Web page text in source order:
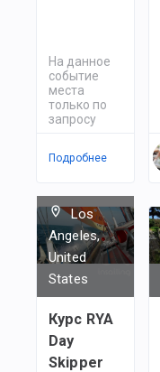
На данное
событие
места
только по
запросу
Подробнее
Los
Angeles,
United
States
Курс RYA
Day
Skipper